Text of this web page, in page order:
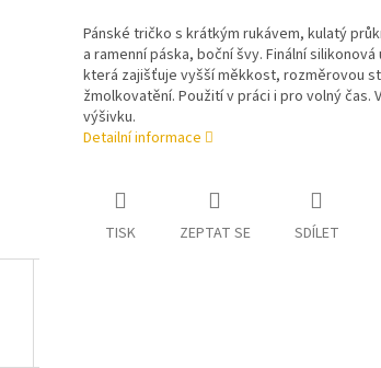
Pánské tričko s krátkým rukávem, kulatý
a ramenní páska, boční švy. Finální
která zajišťuje vyšší měkkost, rozměrovou
žmolkovatění. Použití v práci i pro volný čas.
výšivku.
Detailní informace
TISK ZEPTAT SE SDÍLET